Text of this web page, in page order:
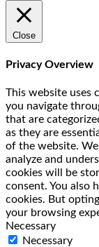
Close
Privacy Overview
This website uses
you navigate
that are
as they are
of the website.
analyze and
cookies will be
consent. You also
cookies. But
your browsing
Necessary
Necessary